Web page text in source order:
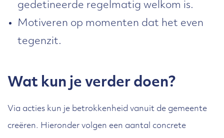
gedetineerde regelmatig welkom is.
Motiveren op momenten dat het even
tegenzit.
Wat kun je verder doen?
Via acties kun je betrokkenheid vanuit de gemeente
creëren. Hieronder volgen een aantal concrete